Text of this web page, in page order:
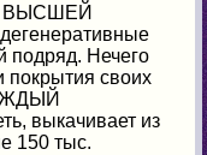
ВЫСШЕЙ
подряд. Нечего
покрытия своих
выкачивает из
150 тыс.